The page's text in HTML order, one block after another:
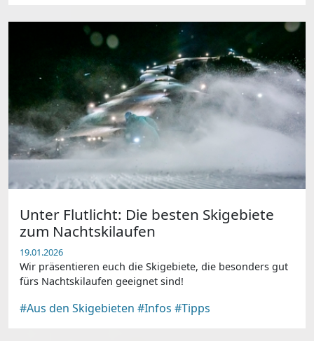
Unter Flutlicht: Die besten Skigebiete
zum Nachtskilaufen
19.01.2026
Wir präsentieren euch die Skigebiete, die besonders gut
fürs Nachtskilaufen geeignet sind!
#Aus den Skigebieten #Infos #Tipps